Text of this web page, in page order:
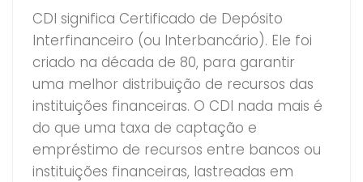
CDI significa Certificado de Depósito
Interfinanceiro (ou Interbancário). Ele foi
criado na década de 80, para garantir
uma melhor distribuição de recursos das
instituições financeiras. O CDI nada mais é
do que uma taxa de captação e
empréstimo de recursos entre bancos ou
instituições financeiras, lastreadas em